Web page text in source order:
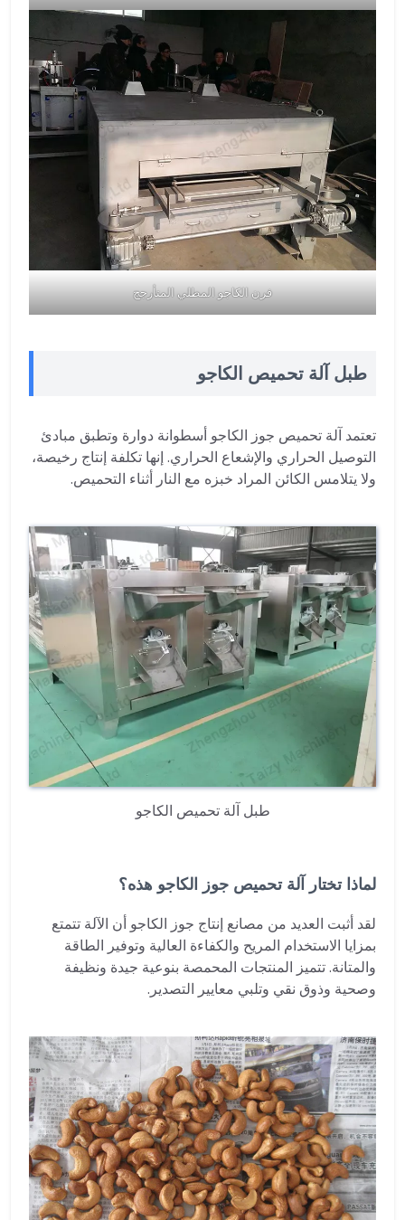
فرن الكاجو المطلي المتأرجح
طبل آلة تحميص الكاجو
تعتمد آلة تحميص جوز الكاجو أسطوانة دوارة وتطبق مبادئ
التوصيل الحراري والإشعاع الحراري. إنها تكلفة إنتاج رخيصة،
ولا يتلامس الكائن المراد خبزه مع النار أثناء التحميص.
طبل آلة تحميص الكاجو
لماذا تختار آلة تحميص جوز الكاجو هذه؟
لقد أثبت العديد من مصانع إنتاج جوز الكاجو أن الآلة تتمتع
بمزايا الاستخدام المريح والكفاءة العالية وتوفير الطاقة
والمتانة. تتميز المنتجات المحمصة بنوعية جيدة ونظيفة
وصحية وذوق نقي وتلبي معايير التصدير.